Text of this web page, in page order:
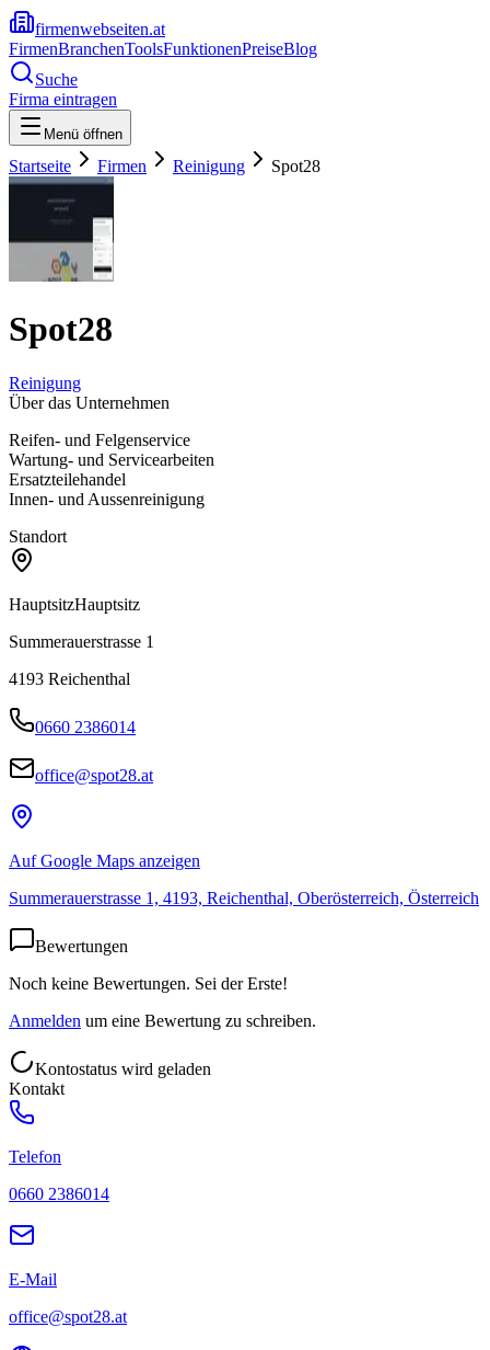
firmenwebseiten.at
FirmenBranchenToolsFunktionenPreiseBlog
Suche
Firma eintragen
Menü öffnen
Startseite Firmen Reinigung Spot28
Spot28
Reinigung
Über das Unternehmen
Reifen- und Felgenservice
Wartung- und Servicearbeiten
Ersatzteilehandel
Innen- und Aussenreinigung
Standort
HauptsitzHauptsitz
Summerauerstrasse 1
4193 Reichenthal
0660 2386014
office@spot28.at
Auf Google Maps anzeigen
Summerauerstrasse 1, 4193, Reichenthal, Oberösterreich, Österreich
Bewertungen
Noch keine Bewertungen. Sei der Erste!
Anmelden um eine Bewertung zu schreiben.
Kontostatus wird geladen
Kontakt
Telefon
0660 2386014
E-Mail
office@spot28.at